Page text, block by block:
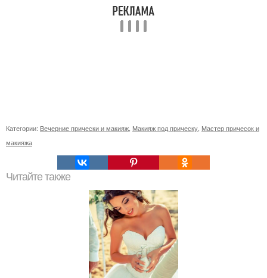
Категории: Вечерние прически и макияж Макияж под прическу Мастер причесок и
макияжа
Читайте также